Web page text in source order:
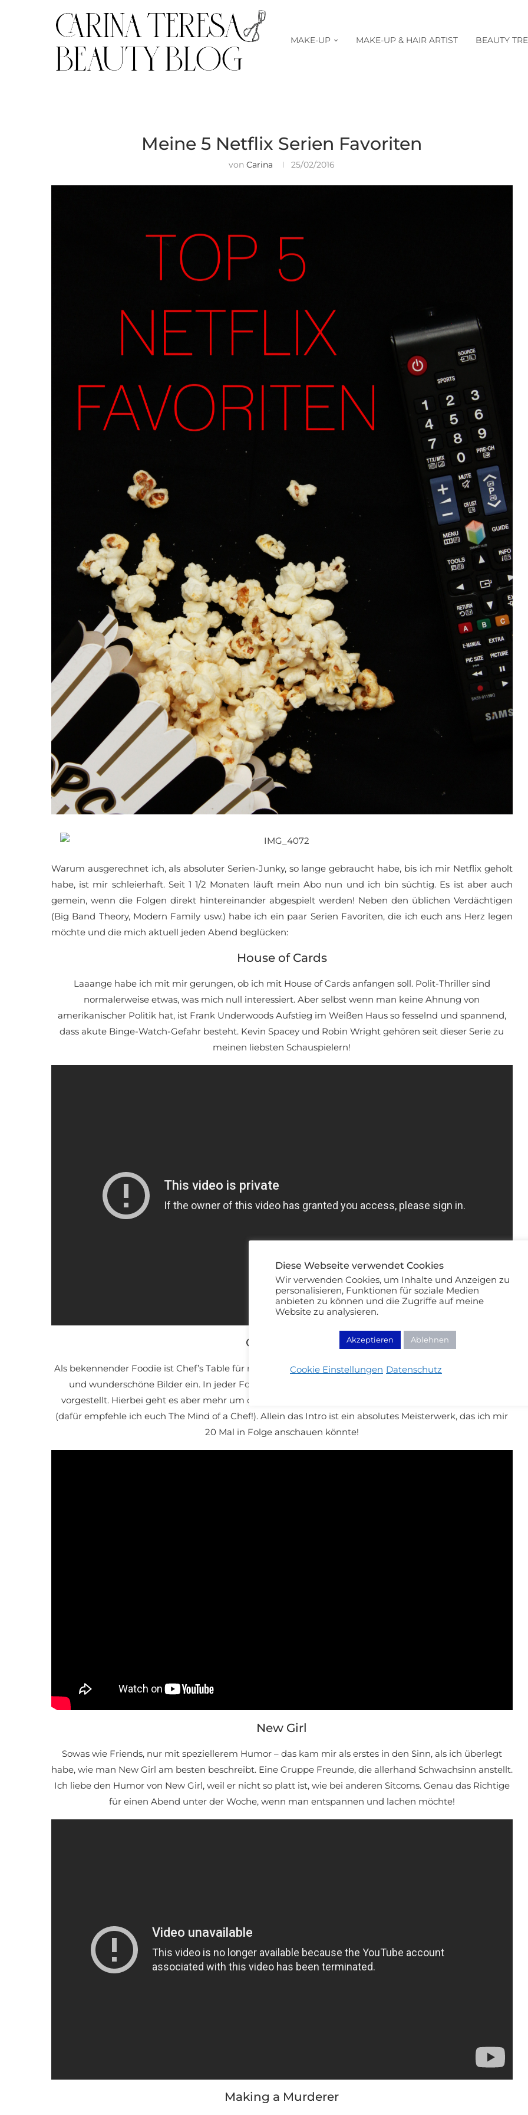
MAKE-UP MAKE-UP & HAIR ARTIST BEAUTY
Meine 5 Netflix Serien Favoriten
vonCarina 25/02/2016
Warum ausgerechnet ich, als absoluter Serien-Junky, so lange gebraucht habe, bis ich mir Netflix geholt
habe, ist mir schleierhaft. Seit 1 1/2 Monaten läuft mein Abo nun und ich bin süchtig. Es ist aber auch
gemein, wenn die Folgen direkt hintereinander abgespielt werden! Neben den üblichen Verdächtigen
(Big Band Theory, Modern Family usw.) habe ich ein paar Serien Favoriten, die ich euch ans Herz legen
möchte und die mich aktuell jeden Abend beglücken:
House of Cards
Laaange habe ich mit mir gerungen, ob ich mit House of Cards anfangen soll. Polit-Thriller sind
normalerweise etwas, was mich null interessiert. Aber selbst wenn man keine Ahnung von
amerikanischer Politik hat, ist Frank Underwoods Aufstieg im Weißen Haus so fesselnd und spannend,
dass akute Binge-Watch-Gefahr besteht. Kevin Spacey und Robin Wright gehören seit dieser Serie zu
meinen liebsten Schauspielern!
Chef’s Table
Als bekennender Foodie ist Chef’s Table für mich ein wahres Kunstwerk. Stellt euch auf viel Slow Motion
und wunderschöne Bilder ein. In jeder Folge wird ein weltbekannter Chef mit seinem Restaurant
vorgestellt. Hierbei geht es aber mehr um die Philosophie des Essens, weniger um konkrete Rezepte
(dafür empfehle ich euch The Mind of a Chef!). Allein das Intro ist ein absolutes Meisterwerk, das ich mir
20 Mal in Folge anschauen könnte!
New Girl
Sowas wie Friends, nur mit speziellerem Humor – das kam mir als erstes in den Sinn, als ich überlegt
habe, wie man New Girl am besten beschreibt. Eine Gruppe Freunde, die allerhand Schwachsinn anstellt.
Ich liebe den Humor von New Girl, weil er nicht so platt ist, wie bei anderen Sitcoms. Genau das Richtige
für einen Abend unter der Woche, wenn man entspannen und lachen möchte!
Making a Murderer
Diese Webseite verwendet Cookies
Wir verwenden Cookies, um Inhalte und Anzeigen zu
personalisieren, Funktionen für soziale Medien
anbieten zu können und die Zugriffe auf meine
Website zu analysieren.
Akzeptieren Ablehnen
Cookie Einstellungen Datenschutz